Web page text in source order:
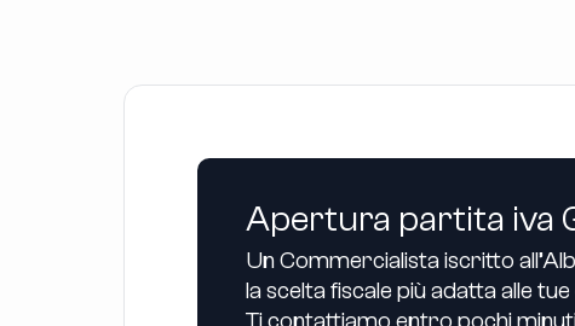
Apertura partita iva
Un Commercialista iscritto
la scelta fiscale più adatta alle
Ti contattiamo entro pochi